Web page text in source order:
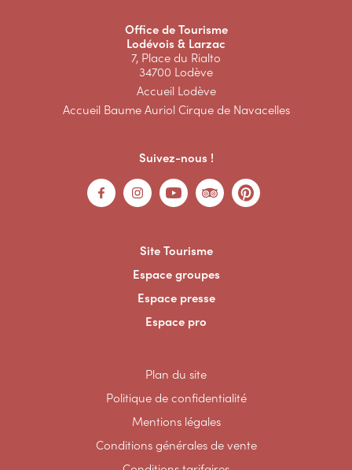
Office de Tourisme
Lodévois & Larzac
7, Place du Rialto
34700 Lodève
Accueil Lodève
Accueil Baume Auriol Cirque de Navacelles
Suivez-nous !
Site Tourisme
Espace groupes
Espace presse
Espace pro
Plan du site
Politique de confidentialité
Mentions légales
Conditions générales de vente